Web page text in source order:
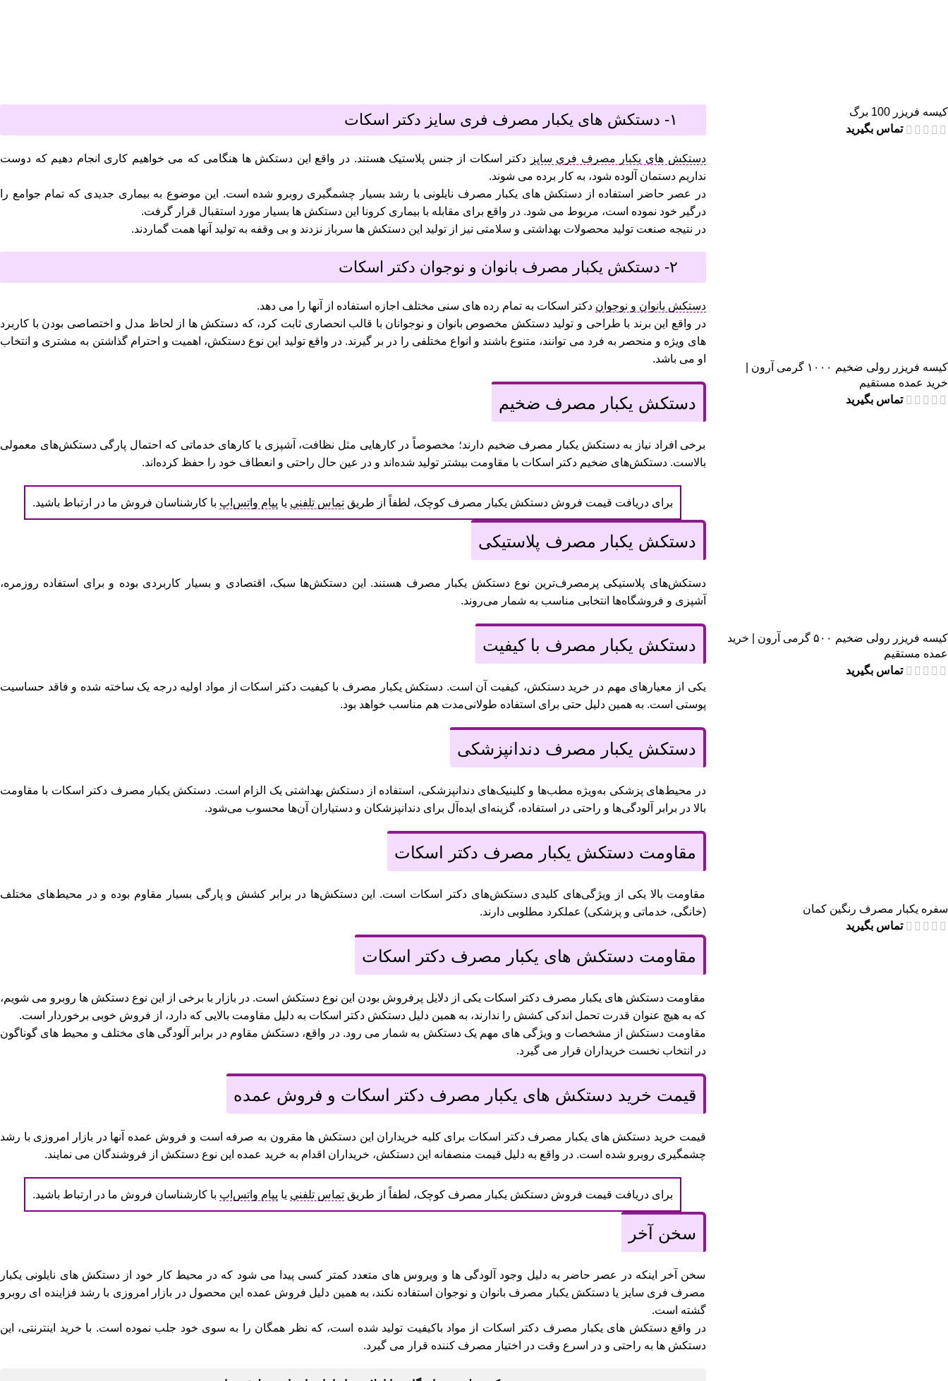
کیسه فریزر 100 برگ
تماس بگیرید
کیسه فریزر رولی ضخیم ۱۰۰۰ گرمی آرون |
خرید عمده مستقیم
تماس بگیرید
کیسه فریزر رولی ضخیم ۵۰۰ گرمی آرون | خرید
عمده مستقیم
تماس بگیرید
سفره یکبار مصرف رنگین کمان
تماس بگیرید
۱- دستکش های یکبار مصرف فری سایز دکتر اسکات
دستکش های یکبار مصرف فری سایز دکتر اسکات از جنس پلاستیک هستند. در واقع این دستکش ها هنگامی که می خواهیم کاری انجام دهیم که دوست
نداریم دستمان آلوده شود، به کار برده می شوند.
در عصر حاضر استفاده از دستکش های یکبار مصرف نایلونی با رشد بسیار چشمگیری روبرو شده است. این موضوع به بیماری جدیدی که تمام جوامع را
درگیر خود نموده است، مربوط می شود. در واقع برای مقابله با بیماری کرونا این دستکش ها بسیار مورد استقبال قرار گرفت.
در نتیجه صنعت تولید محصولات بهداشتی و سلامتی نیز از تولید این دستکش ها سرباز نزدند و بی وقفه به تولید آنها همت گماردند.
۲- دستکش یکبار مصرف بانوان و نوجوان دکتر اسکات
دستکش بانوان و نوجوان دکتر اسکات به تمام رده های سنی مختلف اجازه استفاده از آنها را می دهد.
در واقع این برند با طراحی و تولید دستکش مخصوص بانوان و نوجوانان با قالب انحصاری ثابت کرد، که دستکش ها از لحاظ مدل و اختصاصی بودن با کاربرد
های ویژه و منحصر به فرد می توانند، متنوع باشند و انواع مختلفی را در بر گیرند. در واقع تولید این نوع دستکش، اهمیت و احترام گذاشتن به مشتری و انتخاب
او می باشد.
دستکش یکبار مصرف ضخیم
برخی افراد نیاز به دستکش یکبار مصرف ضخیم دارند؛ مخصوصاً در کارهایی مثل نظافت، آشپزی یا کارهای خدماتی که احتمال پارگی دستکش‌های معمولی
بالاست. دستکش‌های ضخیم دکتر اسکات با مقاومت بیشتر تولید شده‌اند و در عین حال راحتی و انعطاف خود را حفظ کرده‌اند.
برای دریافت قیمت فروش دستکش یکبار مصرف کوچک، لطفاً از طریق تماس تلفنی یا پیام واتس‌اپ با کارشناسان فروش ما در ارتباط باشید.
دستکش یکبار مصرف پلاستیکی
دستکش‌های پلاستیکی پرمصرف‌ترین نوع دستکش یکبار مصرف هستند. این دستکش‌ها سبک، اقتصادی و بسیار کاربردی بوده و برای استفاده روزمره،
آشپزی و فروشگاه‌ها انتخابی مناسب به شمار می‌روند.
دستکش یکبار مصرف با کیفیت
یکی از معیارهای مهم در خرید دستکش، کیفیت آن است. دستکش یکبار مصرف با کیفیت دکتر اسکات از مواد اولیه درجه یک ساخته شده و فاقد حساسیت
پوستی است. به همین دلیل حتی برای استفاده طولانی‌مدت هم مناسب خواهد بود.
دستکش یکبار مصرف دندانپزشکی
در محیط‌های پزشکی به‌ویژه مطب‌ها و کلینیک‌های دندانپزشکی، استفاده از دستکش بهداشتی یک الزام است. دستکش یکبار مصرف دکتر اسکات با مقاومت
بالا در برابر آلودگی‌ها و راحتی در استفاده، گزینه‌ای ایده‌آل برای دندانپزشکان و دستیاران آن‌ها محسوب می‌شود.
مقاومت دستکش یکبار مصرف دکتر اسکات
مقاومت بالا یکی از ویژگی‌های کلیدی دستکش‌های دکتر اسکات است. این دستکش‌ها در برابر کشش و پارگی بسیار مقاوم بوده و در محیط‌های مختلف
(خانگی، خدماتی و پزشکی) عملکرد مطلوبی دارند.
مقاومت دستکش های یکبار مصرف دکتر اسکات
مقاومت دستکش های یکبار مصرف دکتر اسکات یکی از دلایل پرفروش بودن این نوع دستکش است. در بازار با برخی از این نوع دستکش ها روبرو می شویم،
که به هیچ عنوان قدرت تحمل اندکی کشش را ندارند، به همین دلیل دستکش دکتر اسکات به دلیل مقاومت بالایی که دارد، از فروش خوبی برخوردار است.
مقاومت دستکش از مشخصات و ویژگی های مهم یک دستکش به شمار می رود. در واقع، دستکش مقاوم در برابر آلودگی های مختلف و محیط های گوناگون
در انتخاب نخست خریداران قرار می گیرد.
قیمت خرید دستکش های یکبار مصرف دکتر اسکات و فروش عمده
قیمت خرید دستکش های یکبار مصرف دکتر اسکات برای کلیه خریداران این دستکش ها مقرون به صرفه است و فروش عمده آنها در بازار امروزی با رشد
چشمگیری روبرو شده است. در واقع به دلیل قیمت منصفانه این دستکش، خریداران اقدام به خرید عمده این نوع دستکش از فروشندگان می نمایند.
برای دریافت قیمت فروش دستکش یکبار مصرف کوچک، لطفاً از طریق تماس تلفنی یا پیام واتس‌اپ با کارشناسان فروش ما در ارتباط باشید.
سخن آخر
سخن آخر اینکه در عصر حاضر به دلیل وجود آلودگی ها و ویروس های متعدد کمتر کسی پیدا می شود که در محیط کار خود از دستکش های نایلونی یکبار
مصرف فری سایز یا دستکش یکبار مصرف بانوان و نوجوان استفاده نکند، به همین دلیل فروش عمده این محصول در بازار امروزی با رشد فزاینده ای روبرو
گشته است.
در واقع دستکش های یکبار مصرف دکتر اسکات از مواد باکیفیت تولید شده است، که نظر همگان را به سوی خود جلب نموده است. با خرید اینترنتی، این
دستکش ها به راحتی و در اسرع وقت در اختیار مصرف کننده قرار می گیرد.